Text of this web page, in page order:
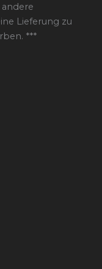
Lieferung zu
***